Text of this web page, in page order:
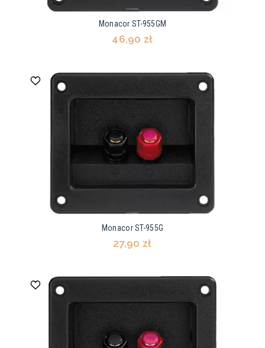
Monacor ST-955GM
46,90 zł
Monacor ST-955G
27,90 zł